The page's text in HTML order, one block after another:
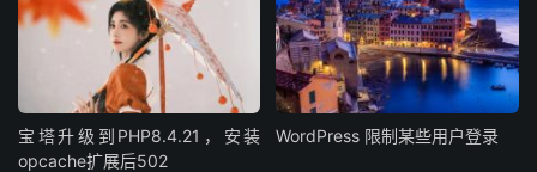
宝塔升级到PHP8.4.21，安装
opcache扩展后502
WordPress 限制某些用户登录